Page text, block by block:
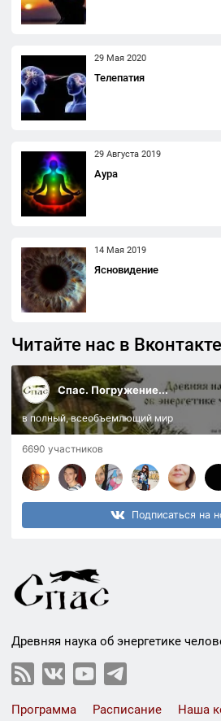
29 Мая 2020
Телепатия
29 Августа 2019
Аура
14 Мая 2019
Ясновидение
Читайте нас в Вконтакте
Спас. Погружение...
в полный, всеобъемлющий мир
6690 участников
Подписаться на
Древняя наука об энергетике
Программа Расписание Наша